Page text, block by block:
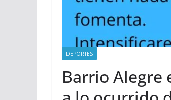
DEPORTES
Barrio Alegre